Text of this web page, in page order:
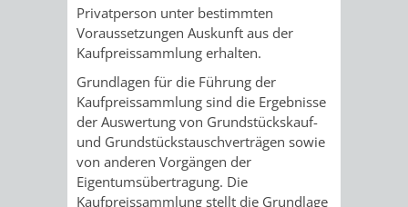
HILFE
MENSCHEN
MIT
BEHINDERUNG
MENSCHEN
MIT
DEMENZ
MIGRANTENBAUHERREN
BERATUNGSERGEBNISSE
TAGESORDNUNG
/
SITZUNGSUNTERLAGEN
UMLEGUNGSAUSSCHUSS
BERATENDE
Privatperson unter bestimmten
Voraussetzungen Auskunft aus der
Kaufpreissammlung erhalten.
Grundlagen für die Führung der
Kaufpreissammlung sind die Ergebnisse
der Auswertung von Grundstückskauf-
und Grundstückstauschverträgen sowie
von anderen Vorgängen der
Eigentumsübertragung. Die
Kaufpreissammlung stellt die Grundlage